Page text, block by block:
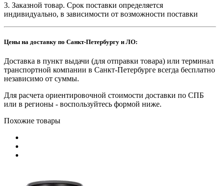
3. Заказной товар. Срок поставки определяется
индивидуально, в зависимости от возможности поставки
Цены на доставку по Санкт-Петербургу и ЛО:
Доставка в пункт выдачи (для отправки товара) или терминал
транспортной компании в Санкт-Петербурге всегда бесплатно
независимо от суммы.
Для расчета ориентировочной стоимости доставки по СПБ
или в регионы - воспользуйтесь формой ниже.
Похожие товары